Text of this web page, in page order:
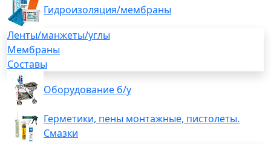
Гидроизоляция/мембраны
Ленты/манжеты/углы
Мембраны
Составы
Оборудование б/у
Герметики, пены монтажные, пистолеты.
Смазки